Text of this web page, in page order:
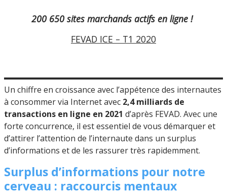
200 650 sites marchands actifs en ligne !
FEVAD ICE – T1 2020
Un chiffre en croissance avec l’appétence des internautes
à consommer via Internet avec 2,4 milliards de
transactions en ligne en 2021 d’après FEVAD. Avec une
forte concurrence, il est essentiel de vous démarquer et
d’attirer l’attention de l’internaute dans un surplus
d’informations et de les rassurer très rapidemment.
Surplus d’informations pour notre
cerveau : raccourcis mentaux